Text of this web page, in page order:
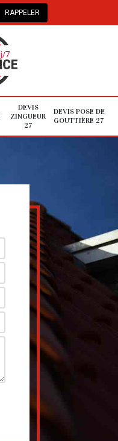
DEVIS
ZINGUEUR
27
DEVIS POSE DE
GOUTTIÈRE 27